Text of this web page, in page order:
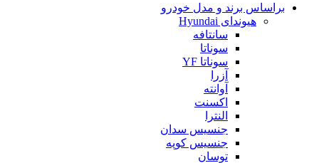
براساس برند و مدل خودرو
هیوندای Hyundai
سانتافه
سوناتا
سوناتا YF
آزرا
آوانته
اکسنت
النترا
جنسیس سدان
جنسیس کوپه
توسان